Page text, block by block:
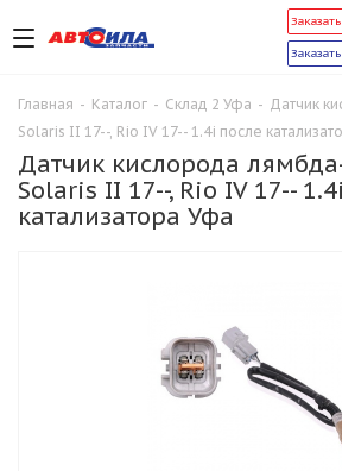
Главная - Каталог - Склад 2 Уфа - Датчик
Solaris II 17--, Rio IV 17-- 1.4i после
Датчик кислорода
Solaris II 17--, Rio IV 17--
катализатора Уфа